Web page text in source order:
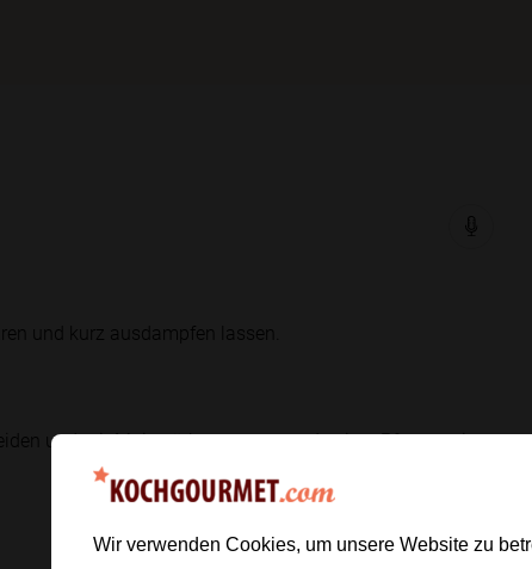
und kurz ausdampfen lassen.
und mit Maisstärke vermengen. In einer Pfanne mit
Wir verwenden Cookies, um unsere Website zu